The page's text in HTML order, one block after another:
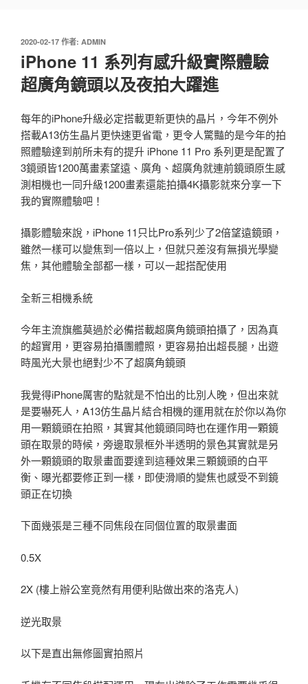
發
2020-02-17 作者: ADMIN
iPhone 11 系列有感升級實際體驗
超廣角鏡頭以及夜拍大躍進
每年的iPhone升級必定搭載更新更快的晶片，今年不例外
搭載A13仿生晶片更快速更省電，更令人驚豔的是今年的拍
照體驗達到前所未有的提升 iPhone 11 Pro 系列更是配置了
3鏡頭皆1200萬畫素望遠、廣角、超廣角就連前鏡頭原生感
測相機也一同升級1200畫素還能拍攝4K攝影就來分享一下
我的實際體驗吧！
攝影體驗來說，iPhone 11只比Pro系列少了2倍望遠鏡頭，
雖然一樣可以變焦到一倍以上，但就只差沒有無損光學變
焦，其他體驗全部都一樣，可以一起搭配使用
全新三相機系統
今年主流旗艦莫過於必備搭載超廣角鏡頭拍攝了，因為真
的超實用，更容易拍攝團體照，更容易拍出超長腿，出遊
時風光大景也絕對少不了超廣角鏡頭
我覺得iPhone厲害的點就是不怕出的比別人晚，但出來就
是要嚇死人，A13仿生晶片結合相機的運用就在於你以為你
用一顆鏡頭在拍照，其實其他鏡頭同時也在運作用一顆鏡
頭在取景的時候，旁邊取景框外半透明的景色其實就是另
外一顆鏡頭的取景畫面要達到這種效果三顆鏡頭的白平
衡、曝光都要修正到一樣，即使滑順的變焦也感受不到鏡
頭正在切換
下面幾張是三種不同焦段在同個位置的取景畫面
0.5X
2X (樓上辦公室竟然有用便利貼做出來的洛克人)
逆光取景
以下是直出無修圖實拍照片